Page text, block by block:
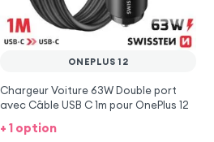
ONEPLUS 12
Chargeur Voiture 63W Double port
avec Câble USB C 1m pour OnePlus 12
+ 1 option